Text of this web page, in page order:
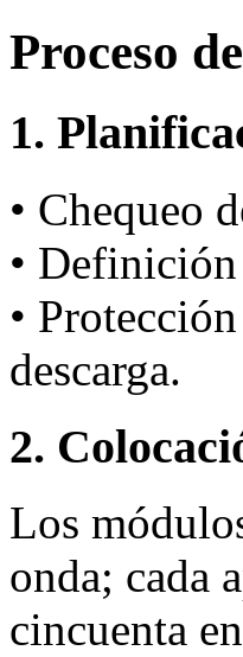
Proceso
1.
• Chequeo
•
•
descarga.
2.
Los
onda; cada
cincuenta